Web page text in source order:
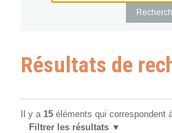
Résultats de
Il y a 15 éléments qui correspondent
Filtrer les résultats